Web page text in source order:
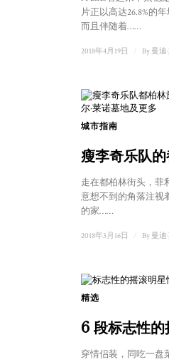
片正以高达26.8%的
而且伴随着……
2018年4月19日 By 曼迪
城市指南
瘦李奇乐队
走在都柏林街头，菲
意想不到的角落注视
的家……
2018年3月16日 By曼迪
精选
6 段标志性
穿情侣装，同吃一盘